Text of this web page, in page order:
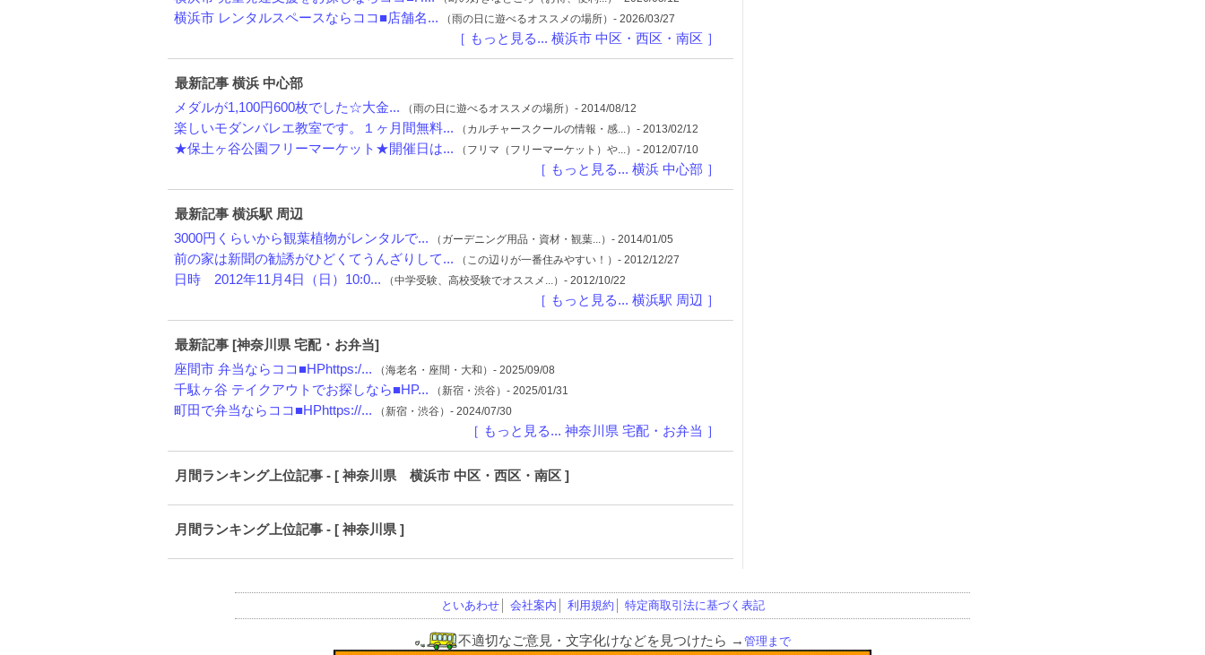
横浜市 レンタルスペースならココ■店舗名... （雨の日に遊べるオススメの場所）- 2026/03/27
［ もっと見る... 横浜市 中区・西区・南区 ］
最新記事 横浜 中心部
メダルが1,100円600枚でした☆大金... （雨の日に遊べるオススメの場所）- 2014/08/12
楽しいモダンバレエ教室です。１ヶ月間無料... （カルチャースクールの情報・感...）- 2013/02/12
★保土ヶ谷公園フリーマーケット★開催日は... （フリマ（フリーマーケット）や...）- 2012/07/10
［ もっと見る... 横浜 中心部 ］
最新記事 横浜駅 周辺
3000円くらいから観葉植物がレンタルで... （ガーデニング用品・資材・観葉...）- 2014/01/05
前の家は新聞の勧誘がひどくてうんざりして... （この辺りが一番住みやすい！）- 2012/12/27
日時 2012年11月4日（日）10:0... （中学受験、高校受験でオススメ...）- 2012/10/22
［ もっと見る... 横浜駅 周辺 ］
最新記事 [神奈川県 宅配・お弁当]
座間市 弁当ならココ■HPhttps:/... （海老名・座間・大和）- 2025/09/08
千駄ヶ谷 テイクアウトでお探しなら■HP... （新宿・渋谷）- 2025/01/31
町田で弁当ならココ■HPhttps://... （新宿・渋谷）- 2024/07/30
［ もっと見る... 神奈川県 宅配・お弁当 ］
月間ランキング上位記事 - [ 神奈川県 横浜市 中区・西区・南区 ]
月間ランキング上位記事 - [ 神奈川県 ]
といあわせ│ 会社案内 利用規約 特定商取引法に基づく表記
不適切なご意見・文字化けなどを見つけたら → 管理まで